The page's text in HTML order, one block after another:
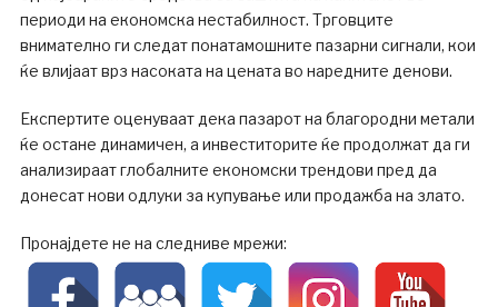
периоди на економска нестабилност. Трговците
внимателно ги следат понатамошните пазарни сигнали, кои
ќе влијаат врз насоката на цената во наредните денови.
Експертите оценуваат дека пазарот на благородни метали
ќе остане динамичен, а инвеститорите ќе продолжат да ги
анализираат глобалните економски трендови пред да
донесат нови одлуки за купување или продажба на злато.
Пронајдете не на следниве мрежи: